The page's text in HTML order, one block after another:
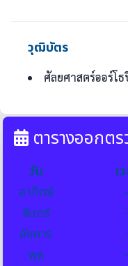
วุฒิบัตร
ศัลยศาสตร์ออร์โ
ตารางออกตร
วัน เ
อาทิตย์
-
จันทร์ -
อังคาร -
พุธ -